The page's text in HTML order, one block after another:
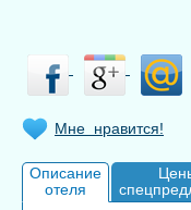
Мне нравится!
Описание
отеля